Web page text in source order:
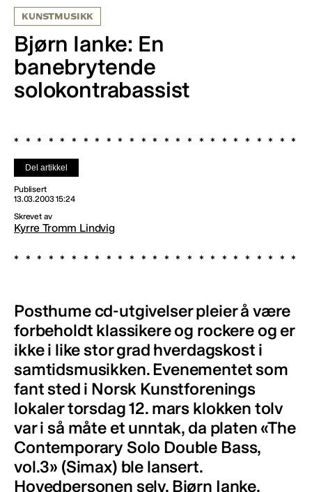
KUNSTMUSIKK
Bjørn Ianke: En
banebrytende
solokontrabassist
Del artikkel
Publisert
13.03.2003 15:24
Skrevet av
Kyrre Tromm Lindvig
Posthume cd-utgivelser pleier å være
forbeholdt klassikere og rockere og er
ikke i like stor grad hverdagskost i
samtidsmusikken. Evenementet som
fant sted i Norsk Kunstforenings
lokaler torsdag 12. mars klokken tolv
var i så måte et unntak, da platen «The
Contemporary Solo Double Bass,
vol.3» (Simax) ble lansert.
Hovedpersonen selv, Bjørn Ianke,